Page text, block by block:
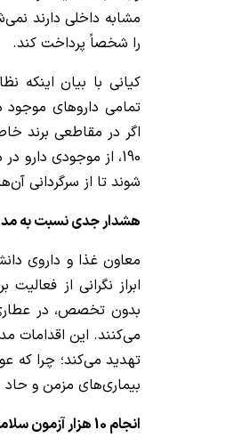
مشابه داخلی دارند
را شخصاً پرداخت کند.
کیانی با بیان اینکه
تمامی داروهای
اگر در مقاطعی برند
190، از موجودی
شوند تا از سرگردانی
هشدار جدی نسبت به
معاون غذا و داروی
ابراز نگرانی از
بدون تخصص، در
می‌کنند. این اقدامات
تهدید می‌کند؛ چرا که
بیماری‌های مزمن و حاد
انجام 10 هزار آزمون سلامت بر روی محصولات غذایی و آرایشی